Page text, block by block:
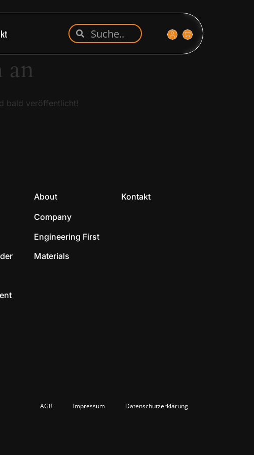
an
bald veröffentlicht!
About
Company
Engineering First
Materials
Kontakt
AGB Impressum Datenschutzerklärung